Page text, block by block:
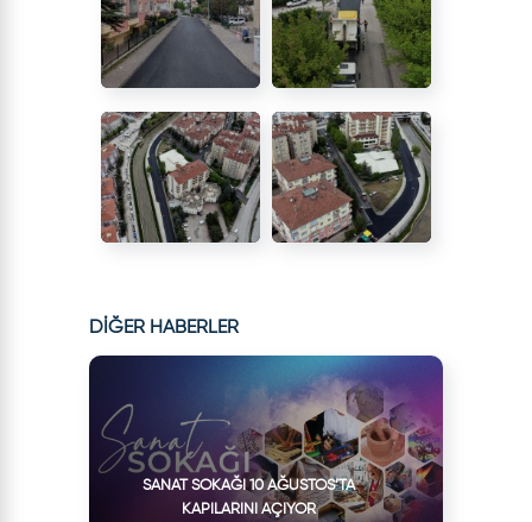
DİĞER HABERLER
SANAT SOKAĞI 10 AĞUSTOS’TA
KAPILARINI AÇIYOR